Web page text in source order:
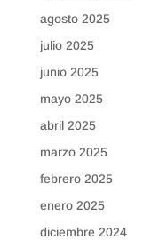
agosto 2025
julio 2025
junio 2025
mayo 2025
abril 2025
marzo 2025
febrero 2025
enero 2025
diciembre 2024